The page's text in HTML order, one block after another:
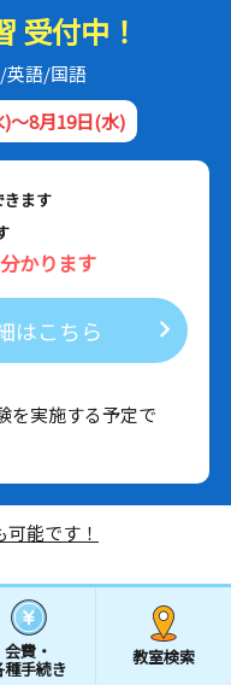
受付中！
/英語/国語
～8月19日(水)
きます
かります
はこちら
を実施する予定で
能です！
会費・
種手続き
教室検索